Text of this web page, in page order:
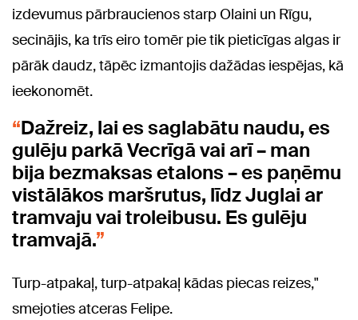
izdevumus pārbraucienos starp Olaini un Rīgu,
secinājis, ka trīs eiro tomēr pie tik pieticīgas algas ir
pārāk daudz, tāpēc izmantojis dažādas iespējas, kā
ieekonomēt.
Dažreiz, lai es saglabātu naudu, es
gulēju parkā Vecrīgā vai arī – man
bija bezmaksas etalons – es paņēmu
vistālākos maršrutus, līdz Juglai ar
tramvaju vai troleibusu. Es gulēju
tramvajā.
Turp-atpakaļ, turp-atpakaļ kādas piecas reizes,"
smejoties atceras Felipe.